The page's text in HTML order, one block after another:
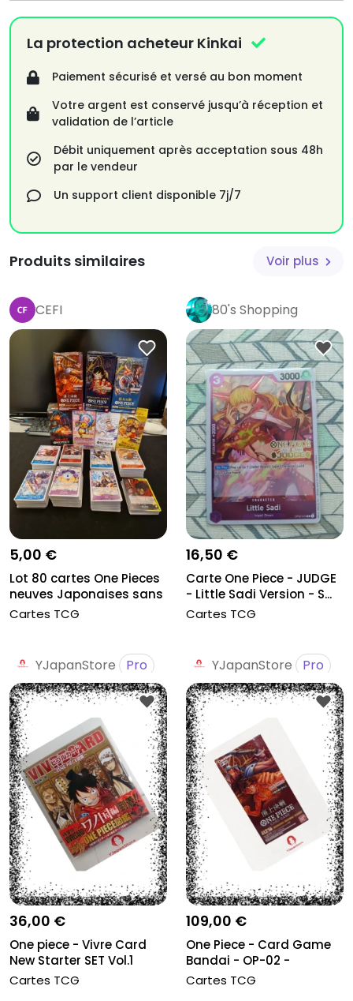
La protection acheteur Kinkai
Paiement sécurisé et versé au bon moment
Votre argent est conservé jusqu’à réception et
validation de l’article
Débit uniquement après acceptation sous 48h
par le vendeur
Un support client disponible 7j/7
Produits similaires Voir plus
CEFI
5,00 €
Lot 80 cartes One Pieces
neuves Japonaises sans
do...
Cartes TCG
80's Shopping
16,50 €
Carte One Piece - JUDGE
- Little Sadi Version - S...
Cartes TCG
YJapanStore Pro
36,00 €
One piece - Vivre Card
New Starter SET Vol.1
Cartes TCG
YJapanStore Pro
109,00 €
One Piece - Card Game
Bandai - OP-02 -
Paramount W...
Cartes TCG